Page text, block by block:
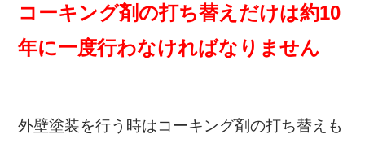
コーキング剤の打ち替えだけは約10
年に一度行わなければなりません
外壁塗装を行う時はコーキング剤の打ち替えも